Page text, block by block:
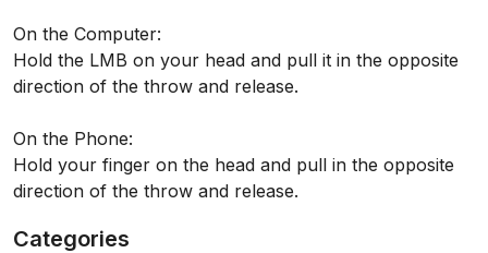
On the Computer:
Hold the LMB on your head and pull it in the opposite
direction of the throw and release.
On the Phone:
Hold your finger on the head and pull in the opposite
direction of the throw and release.
Categories